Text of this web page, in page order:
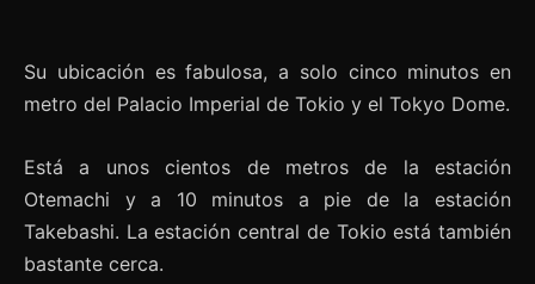
Su ubicación es fabulosa, a solo cinco minutos en
metro del Palacio Imperial de Tokio y el Tokyo Dome.
Está a unos cientos de metros de la estación
Otemachi y a 10 minutos a pie de la estación
Takebashi. La estación central de Tokio está también
bastante cerca.